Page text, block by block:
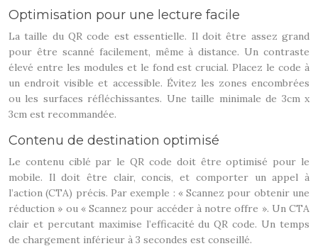
Optimisation pour une lecture facile
La taille du QR code est essentielle. Il doit être assez grand
pour être scanné facilement, même à distance. Un contraste
élevé entre les modules et le fond est crucial. Placez le code à
un endroit visible et accessible. Évitez les zones encombrées
ou les surfaces réfléchissantes. Une taille minimale de 3cm x
3cm est recommandée.
Contenu de destination optimisé
Le contenu ciblé par le QR code doit être optimisé pour le
mobile. Il doit être clair, concis, et comporter un appel à
l’action (CTA) précis. Par exemple : « Scannez pour obtenir une
réduction » ou « Scannez pour accéder à notre offre ». Un CTA
clair et percutant maximise l’efficacité du QR code. Un temps
de chargement inférieur à 3 secondes est conseillé.